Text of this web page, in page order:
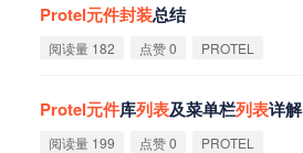
Protel元件封装总结
阅读量 182 点赞 0 PROTEL
Protel元件库列表及菜单栏列表详解
阅读量 199 点赞 0 PROTEL